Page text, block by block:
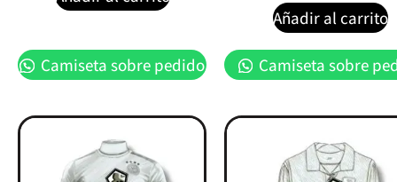
Camiseta sobre pedido
Añadir al carrito
Camiseta sobre